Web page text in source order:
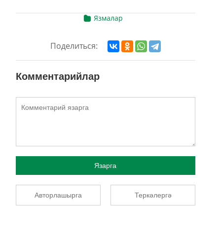
Язмалар
Поделиться:
Комментарийлар
Язарга
Авторлашырга Теркәлергә